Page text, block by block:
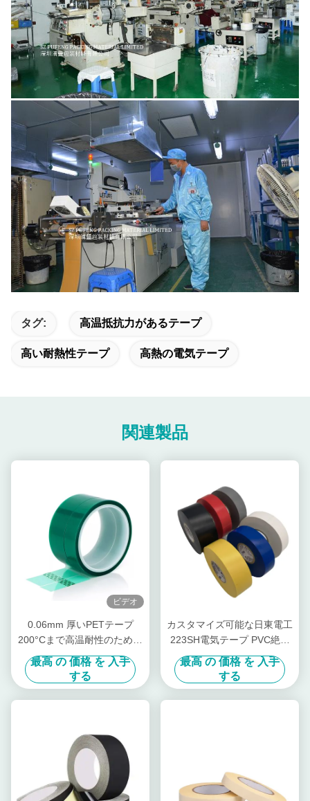
タグ: 高温抵抗力があるテープ
高い耐熱性テープ 高熱の電気テープ
関連製品
ビデオ
0.06mm 厚いPETテープ
200°Cまで高温耐性のための
シリコン接着剤
最高 の 価格 を 入手
する
カスタマイズ可能な日東電工
223SH電気テープ PVC絶縁
難燃性テープ ゴム系粘着剤
付き
最高 の 価格 を 入手
する